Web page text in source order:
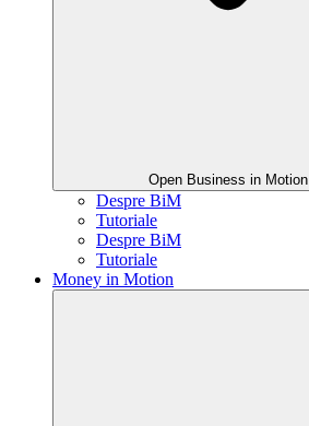
Open Business in Motion
Despre BiM
Tutoriale
Despre BiM
Tutoriale
Money in Motion